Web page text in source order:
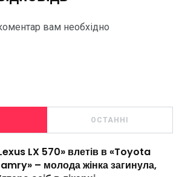
вам необхідно
ОСТАННІ
LX 570» влетів в «Toyota
– молода жінка загинула,